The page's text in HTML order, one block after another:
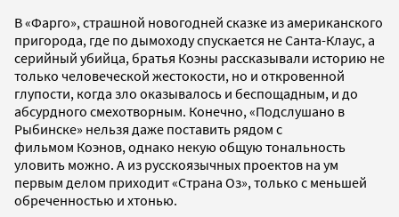
В «Фарго», страшной новогодней сказке из американского
пригорода, где по дымоходу спускается не Санта-Клаус, а
серийный убийца, братья Коэны рассказывали историю не
только человеческой жестокости, но и откровенной
глупости, когда зло оказывалось и беспощадным, и до
абсурдного смехотворным. Конечно, «Подслушано в
Рыбинске» нельзя даже поставить рядом с
фильмом Коэнов, однако некую общую тональность
уловить можно. А из русскоязычных проектов на ум
первым делом приходит «Страна Оз», только с меньшей
обреченностью и хтонью.